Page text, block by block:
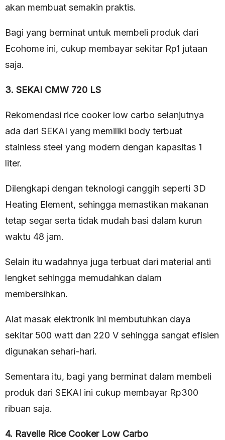
akan membuat semakin praktis.
Bagi yang berminat untuk membeli produk dari
Ecohome ini, cukup membayar sekitar Rp1 jutaan
saja.
3. SEKAI CMW 720 LS
Rekomendasi rice cooker low carbo selanjutnya
ada dari SEKAI yang memiliki body terbuat
stainless steel yang modern dengan kapasitas 1
liter.
Dilengkapi dengan teknologi canggih seperti 3D
Heating Element, sehingga memastikan makanan
tetap segar serta tidak mudah basi dalam kurun
waktu 48 jam.
Selain itu wadahnya juga terbuat dari material anti
lengket sehingga memudahkan dalam
membersihkan.
Alat masak elektronik ini membutuhkan daya
sekitar 500 watt dan 220 V sehingga sangat efisien
digunakan sehari-hari.
Sementara itu, bagi yang berminat dalam membeli
produk dari SEKAI ini cukup membayar Rp300
ribuan saja.
4. Ravelle Rice Cooker Low Carbo